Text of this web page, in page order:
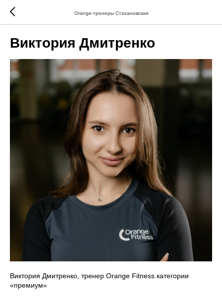
Orange-тренеры Стахановская
Виктория Дмитренко
Виктория Дмитренко, тренер Orange Fitness категории
«премиум»